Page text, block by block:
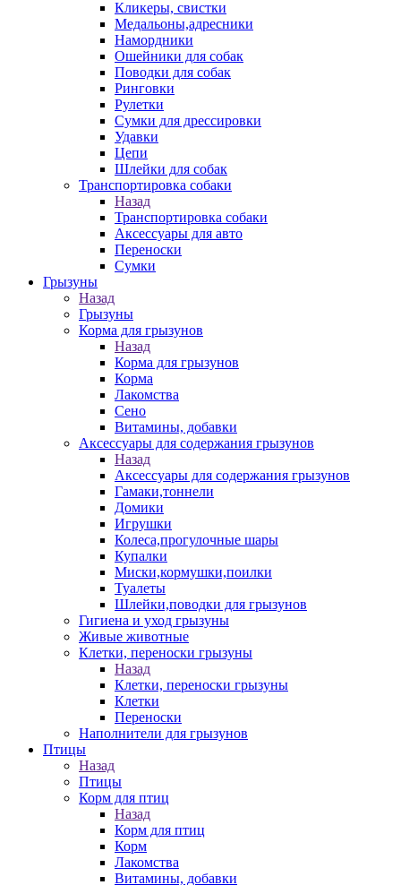
Кликеры, свистки
Медальоны,адресники
Намордники
Ошейники для собак
Поводки для собак
Ринговки
Рулетки
Сумки для дрессировки
Удавки
Цепи
Шлейки для собак
Транспортировка собаки
Назад
Транспортировка собаки
Аксессуары для авто
Переноски
Сумки
Грызуны
Назад
Грызуны
Корма для грызунов
Назад
Корма для грызунов
Корма
Лакомства
Сено
Витамины, добавки
Аксессуары для содержания грызунов
Назад
Аксессуары для содержания грызунов
Гамаки,тоннели
Домики
Игрушки
Колеса,прогулочные шары
Купалки
Миски,кормушки,поилки
Туалеты
Шлейки,поводки для грызунов
Гигиена и уход грызуны
Живые животные
Клетки, переноски грызуны
Назад
Клетки, переноски грызуны
Клетки
Переноски
Наполнители для грызунов
Птицы
Назад
Птицы
Корм для птиц
Назад
Корм для птиц
Корм
Лакомства
Витамины, добавки